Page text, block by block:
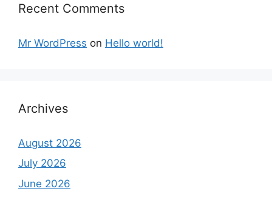
Recent Comments
Mr WordPress on Hello world!
Archives
August 2026
July 2026
June 2026